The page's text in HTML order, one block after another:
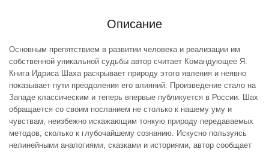
Описание
Основным препятствием в развитии человека и реализации им
собственной уникальной судьбы автор считает Командующее Я.
Книга Идриса Шаха раскрывает природу этого явления и неявно
показывает пути преодоления его влияний. Произведение стало на
Западе классическим и теперь впервые публикуется в России. Шах
обращается со своим посланием не столько к нашему уму и
чувствам, неизбежно искажающим тонкую природу передаваемых
методов, сколько к глубочайшему сознанию. Искусно пользуясь
нелинейными аналогиями, сказками и историями, автор сообщает